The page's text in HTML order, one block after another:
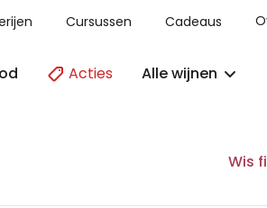
Cursussen Cadeaus
Acties Alle wijnen
Wis